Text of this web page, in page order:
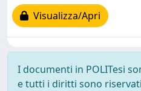
Visualizza/Apri
I documenti in POLITesi
e tutti i diritti sono